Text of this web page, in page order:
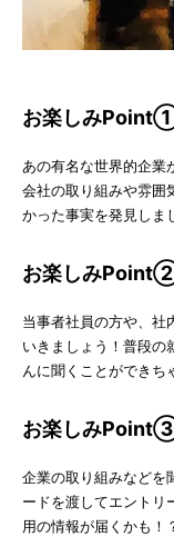
お楽しみ
あの有名な世界的企業
会社の取り組みや雰囲
かった事実を発見しま
お楽しみ
当事者社員の方や、社
いきましょう！普段の
んに聞くことができち
お楽しみ
企業の取り組みなどを
ードを渡してエントリ
用の情報が届くかも！